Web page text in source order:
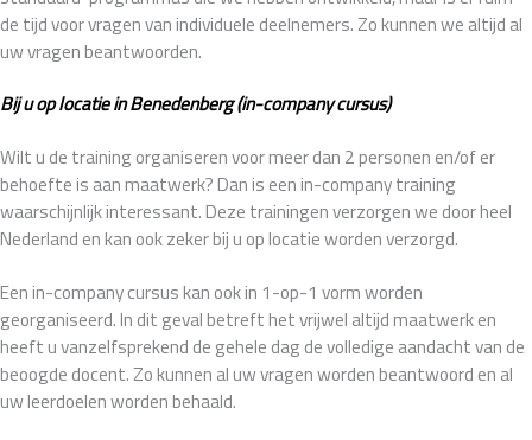
de tijd voor vragen van individuele deelnemers. Zo kunnen we altijd al
uw vragen beantwoorden.
Bij u op locatie in Benedenberg (in-company cursus)
Wilt u de training organiseren voor meer dan 2 personen en/of er
behoefte is aan maatwerk? Dan is een in-company training
waarschijnlijk interessant. Deze trainingen verzorgen we door heel
Nederland en kan ook zeker bij u op locatie worden verzorgd.
Een in-company cursus kan ook in 1-op-1 vorm worden
georganiseerd. In dit geval betreft het vrijwel altijd maatwerk en
heeft u vanzelfsprekend de gehele dag de volledige aandacht van de
beoogde docent. Zo kunnen al uw vragen worden beantwoord en al
uw leerdoelen worden behaald.